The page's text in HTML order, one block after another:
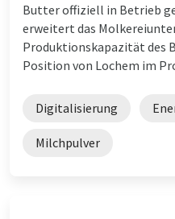
Butter offiziell in Betrieb
erweitert das
Produktionskapazität des
Position von Lochem im
Digitalisierung
Milchpulver